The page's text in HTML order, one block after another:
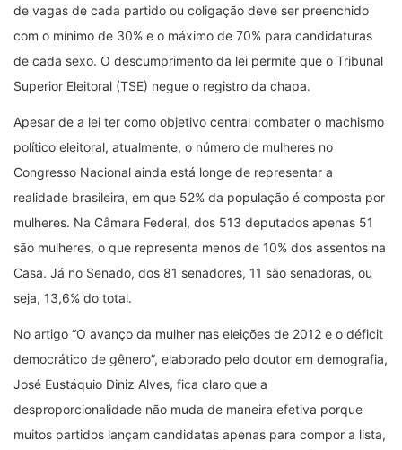
de vagas de cada partido ou coligação deve ser preenchido
com o mínimo de 30% e o máximo de 70% para candidaturas
de cada sexo. O descumprimento da lei permite que o Tribunal
Superior Eleitoral (TSE) negue o registro da chapa.
Apesar de a lei ter como objetivo central combater o machismo
político eleitoral, atualmente, o número de mulheres no
Congresso Nacional ainda está longe de representar a
realidade brasileira, em que 52% da população é composta por
mulheres. Na Câmara Federal, dos 513 deputados apenas 51
são mulheres, o que representa menos de 10% dos assentos na
Casa. Já no Senado, dos 81 senadores, 11 são senadoras, ou
seja, 13,6% do total.
No artigo “O avanço da mulher nas eleições de 2012 e o déficit
democrático de gênero”, elaborado pelo doutor em demografia,
José Eustáquio Diniz Alves, fica claro que a
desproporcionalidade não muda de maneira efetiva porque
muitos partidos lançam candidatas apenas para compor a lista,